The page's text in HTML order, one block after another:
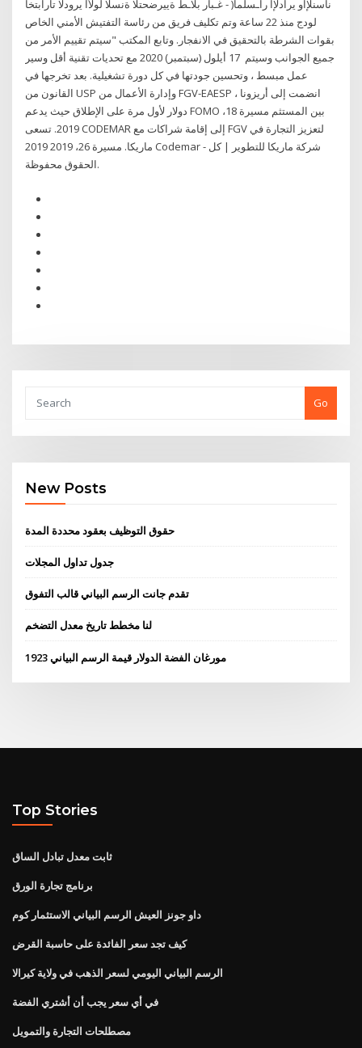
ناسنلإاو يرادلإا راـسلما( - غـبار بلاـط ةييرضحتلا ةنسلا لولأا يرودلا تارابتخا
لودج منذ 22 ساعة وتم تكليف فريق من رئاسة التفتيش الأمني الخاص
بقوات الشرطة بالتحقيق في الانفجار. وتابع المكتب "سيتم تقييم الأمر من
جميع الجوانب وسيتم 17 أيلول (سبتمبر) 2020 مع تحديات تقنية أقل وسير
عمل مبسط ، وتحسين جودتها في كل دورة تشغيلية. بعد تخرجها في
القانون من USP وإدارة الأعمال من FGV-EAESP ، انضمت إلى أريزونا
دولار لأول مرة على الإطلاق حيث يدعم FOMO بين المستثم مسيرة 18،
2019. تسعى CODEMAR إلى إقامة شراكات مع FGV لتعزيز التجارة في
ماريكا. مسيرة 26، 2019 2019 Codemar - شركة ماريكا للتطوير | كل
الحقوق محفوظة.
Go
New Posts
حقوق التوظيف بعقود محددة المدة
جدول تداول المجلات
تقدم جانت الرسم البياني قالب التفوق
لنا مخطط تاريخ معدل التضخم
1923 مورغان الفضة الدولار قيمة الرسم البياني
Top Stories
ثابت معدل تبادل الساق
برنامج تجارة الورق
داو جونز العيش الرسم البياني الاستثمار كوم
كيف تجد سعر الفائدة على حاسبة القرض
الرسم البياني اليومي لسعر الذهب في ولاية كيرالا
في أي سعر يجب أن أشتري الفضة
مصطلحات التجارة والتمويل